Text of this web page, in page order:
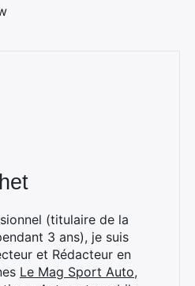
(titulaire de la
3 ans), je suis
et Rédacteur en
Le Mag Sport Auto,